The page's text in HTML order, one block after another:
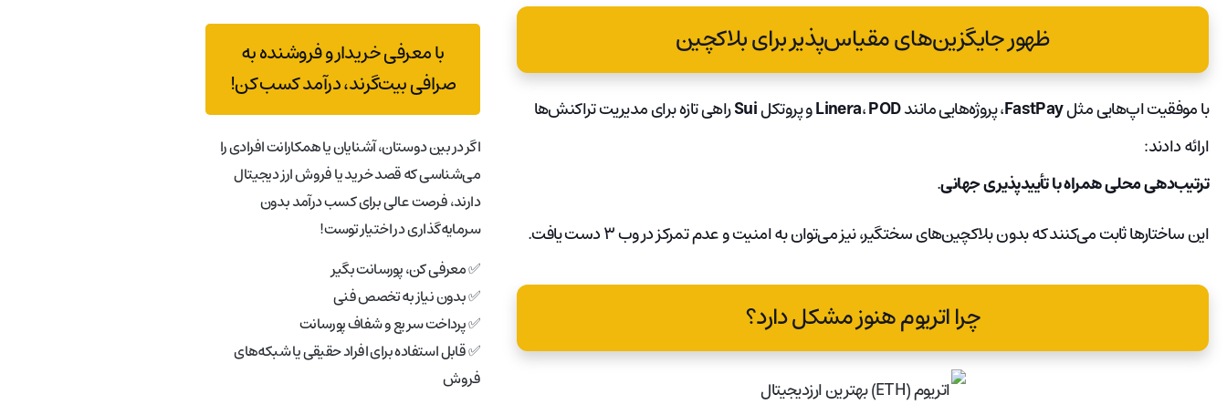
ظهور جایگزین‌های مقیاس‌پذیر برای بلاکچین
با موفقیت اپ‌هایی مثلFastPay، پروژه‌هایی مانند Linera،POD و پروتکلSuiراهی تازه برای مدیریت تراکنش‌ها
ارائه دادند:
ترتیب‌دهی محلی همراه با تأییدپذیری جهانی.
این ساختارها ثابت می‌کنند که بدون بلاکچین‌های سختگیر، نیز می‌توان به امنیت و عدم تمرکز در وب ۳ دست یافت.
چرا اتریوم هنوز مشکل دارد؟
با معرفی خریدار و فروشنده به
صرافی بیت‌گرند، درآمد کسب کن!
اگر در بین دوستان، آشنایان یا همکارانت افرادی را
می‌شناسی که قصد خرید یا فروش ارز دیجیتال
دارند، فرصت عالی برای کسب درآمد بدون
سرمایه‌گذاری در اختیار توست!
✅ معرفی کن، پورسانت بگیر
✅ بدون نیاز به تخصص فنی
✅ پرداخت سریع و شفاف پورسانت
✅ قابل استفاده برای افراد حقیقی یا شبکه‌های
فروش